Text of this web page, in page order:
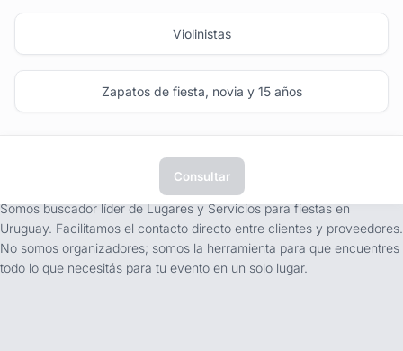
Violinistas
Zapatos de fiesta, novia y 15 años
Consultar
Somos buscador líder de Lugares y Servicios para fiestas en
Uruguay. Facilitamos el contacto directo entre clientes y proveedores.
No somos organizadores; somos la herramienta para que encuentres
todo lo que necesitás para tu evento en un solo lugar.